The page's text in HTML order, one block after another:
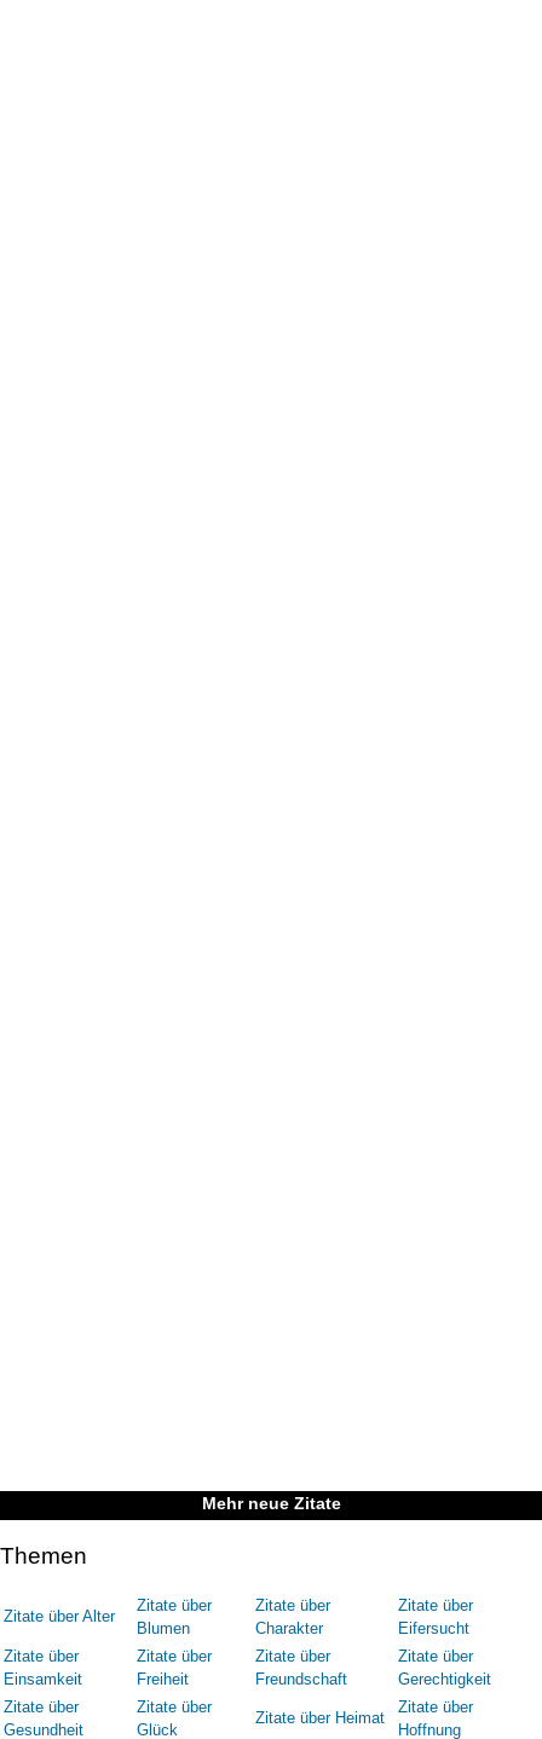
Mehr neue Zitate
Themen
Zitate über Alter
Zitate über
Blumen
Zitate über
Charakter
Zitate über
Eifersucht
Zitate über
Einsamkeit
Zitate über
Freiheit
Zitate über
Freundschaft
Zitate über
Gerechtigkeit
Zitate über
Gesundheit
Zitate über
Glück
Zitate über Heimat
Zitate über
Hoffnung